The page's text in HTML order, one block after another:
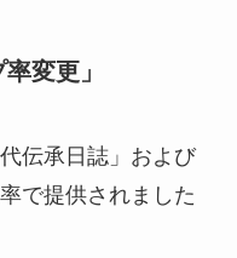
変更」
伝承日誌」および
で提供されました